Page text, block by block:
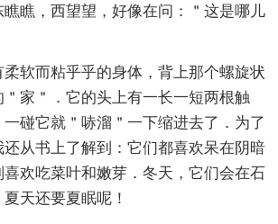
瞧，西望望，好像在问：＂这是哪儿
软而粘乎乎的身体，背上那个螺旋状
家＂．它的头上有一长一短两根触
碰它就＂哧溜＂一下缩进去了．为了
从书上了解到：它们都喜欢呆在阴暗
欢吃菜叶和嫩芽．冬天，它们会在石
天还要夏眠呢！